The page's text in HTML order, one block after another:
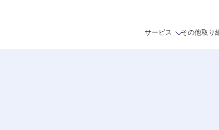
サービス その他取り